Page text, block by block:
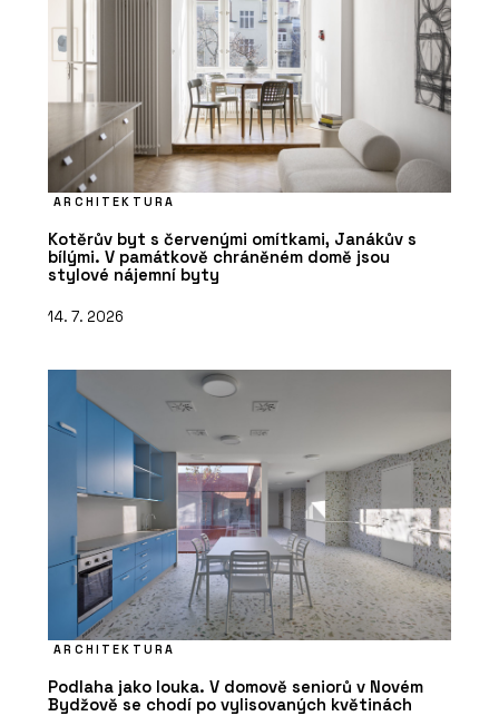
ARCHITEKTURA
Kotěrův byt s červenými omítkami, Janákův s
bílými. V památkově chráněném domě jsou
stylové nájemní byty
14. 7. 2026
ARCHITEKTURA
Podlaha jako louka. V domově seniorů v Novém
Bydžově se chodí po vylisovaných květinách